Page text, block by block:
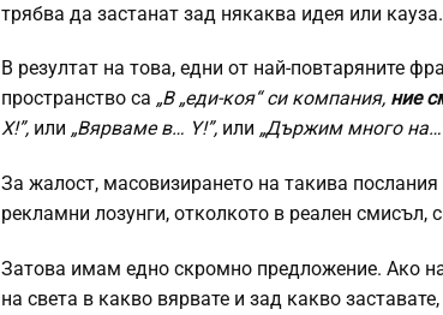
трябва да застанат зад някаква идея или кауза.
В резултат на това, едни от най-повтаряните
пространство са „В „еди-коя“ си компания, ние
X!”, или „Вярваме в… Y!”, или „Държим много на…
За жалост, масовизирането на такива
рекламни лозунги, отколкото в реален смисъл,
Затова имам едно скромно предложение. Ако
на света в какво вярвате и зад какво